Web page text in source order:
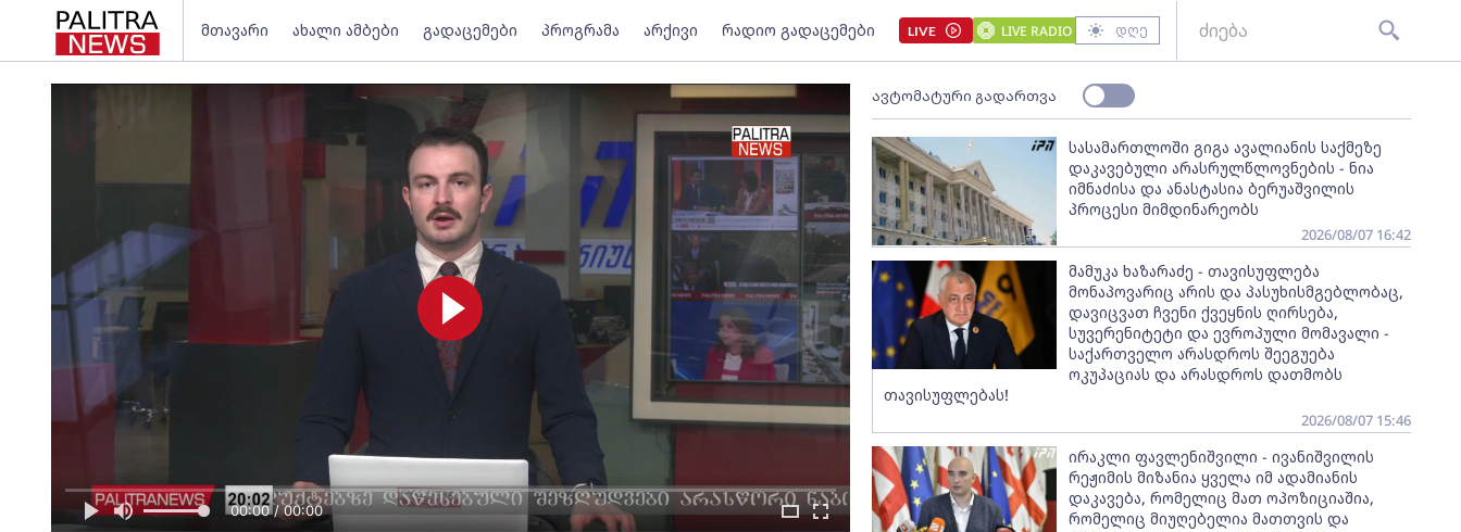
მთავარი ახალი ამბები გადაცემები პროგრამა არქივი რადიო გადაცემები LIVE LIVE RADIO დღე
00:00 / 00:00
ავტომატური გადართვა
სასამართლოში გიგა ავალიანის საქმეზე
დაკავებული არასრულწლოვნების - ნია
იმნაძისა და ანასტასია ბერუაშვილის
პროცესი მიმდინარეობს
2026/08/07 16:42
მამუკა ხაზარაძე - თავისუფლება
მონაპოვარიც არის და პასუხისმგებლობაც,
დავიცვათ ჩვენი ქვეყნის ღირსება,
სუვერენიტეტი და ევროპული მომავალი -
საქართველო არასდროს შეეგუება
ოკუპაციას და არასდროს დათმობს
თავისუფლებას!
2026/08/07 15:46
ირაკლი ფავლენიშვილი - ივანიშვილის
რეჟიმის მიზანია ყველა იმ ადამიანის
დაკავება, რომელიც მათ ოპოზიციაშია,
რომელიც მიუღებელია მათთვის და